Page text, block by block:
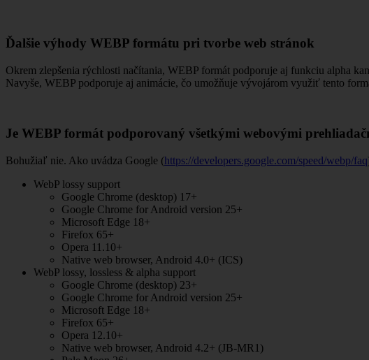
Ďalšie výhody WEBP formátu pri tvorbe web stránok
Okrem zlepšenia rýchlosti načítania, WEBP formát podporuje aj funkciu alpha
Navyše, WEBP podporuje aj animácie, čo umožňuje vývojárom využiť tento
Je WEBP formát podporovaný všetkými webovými
Bohužiaľ nie. Ako uvádza Google (https://developers.google.com/speed/webp/faq
WebP lossy support
Google Chrome (desktop) 17+
Google Chrome for Android version 25+
Microsoft Edge 18+
Firefox 65+
Opera 11.10+
Native web browser, Android 4.0+ (ICS)
WebP lossy, lossless & alpha support
Google Chrome (desktop) 23+
Google Chrome for Android version 25+
Microsoft Edge 18+
Firefox 65+
Opera 12.10+
Native web browser, Android 4.2+ (JB-MR1)